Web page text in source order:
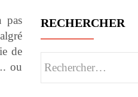
pas
de
ou
RECHERCHER